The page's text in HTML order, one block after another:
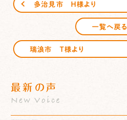
多治見市 H様より
一覧へ戻る
瑞浪市 T様より
最新の声
New Voice